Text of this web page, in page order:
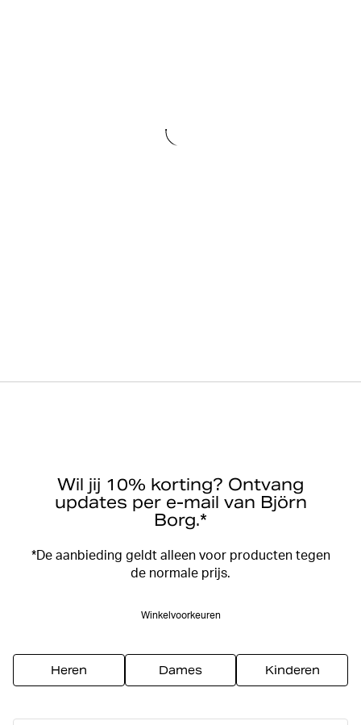
Wil jij 10% korting? Ontvang
updates per e-mail van Björn
Borg.*
*De aanbieding geldt alleen voor producten tegen
de normale prijs.
Winkelvoorkeuren
Heren Dames Kinderen